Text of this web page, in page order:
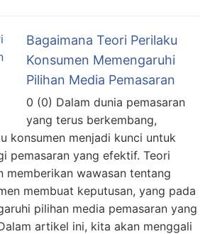
Bagaimana Teori Perilaku
Konsumen Memengaruhi
Pilihan Media Pemasaran
0 (0) Dalam dunia pemasaran
yang terus berkembang,
konsumen menjadi kunci untuk
pemasaran yang efektif. Teori
memberikan wawasan tentang
membuat keputusan, yang pada
pilihan media pemasaran yang
artikel ini, kita akan menggali